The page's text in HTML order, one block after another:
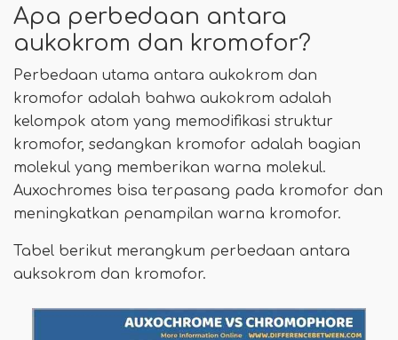
Apa perbedaan antara
aukokrom dan kromofor?
Perbedaan utama antara aukokrom dan
kromofor adalah bahwa aukokrom adalah
kelompok atom yang memodifikasi struktur
kromofor, sedangkan kromofor adalah bagian
molekul yang memberikan warna molekul.
Auxochromes bisa terpasang pada kromofor dan
meningkatkan penampilan warna kromofor.
Tabel berikut merangkum perbedaan antara
auksokrom dan kromofor.